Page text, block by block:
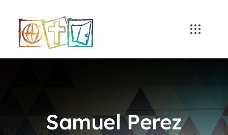
content
Samuel Perez